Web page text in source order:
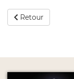
Retour